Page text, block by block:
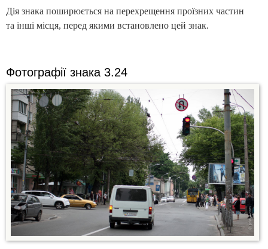
Дія знака поширюється на перехрещення проїзних частин
та інші місця, перед якими встановлено цей знак.
Фотографії знака 3.24